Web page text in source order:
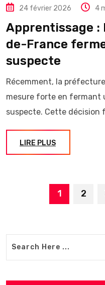
24 février 2026 4
Apprentissage :
de-France
suspecte
Récemment, la
mesure forte en fermant
suspecte. Cette décision
LIRE PLUS
1 2